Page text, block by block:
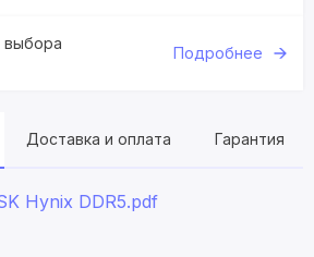
Подробнее
Доставка и оплата Гарантия
Hynix DDR5.pdf